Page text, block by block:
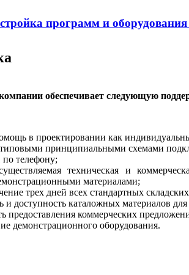
программ и
обеспечивает следующую
в проектировании как
принципиальными схемами
по телефону;
техническая и
материалами;
трех дней всех стандартных
и доступность каталожных материалов
предоставления коммерческих
демонстрационного оборудования.